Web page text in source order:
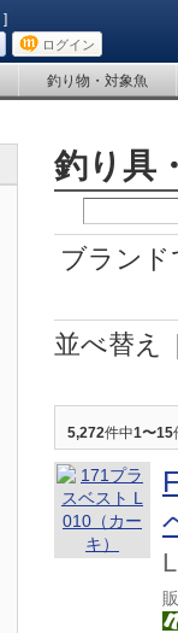
]
ログイン
釣り物・対象魚
釣り具
ブラン
並べ替え
5,272件中1〜15